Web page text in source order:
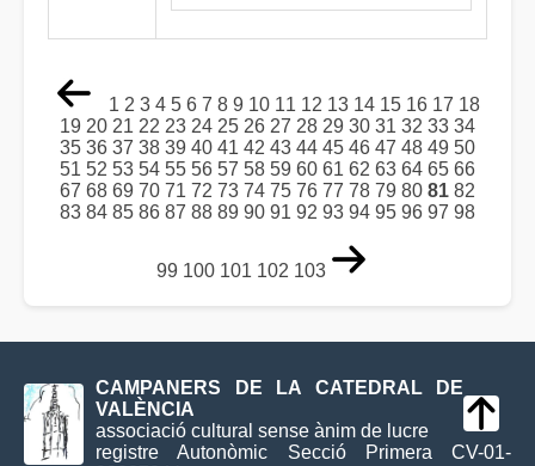
1 2 3 4 5 6 7 8 9 10 11 12 13 14 15 16 17 18
19 20 21 22 23 24 25 26 27 28 29 30 31 32 33 34
35 36 37 38 39 40 41 42 43 44 45 46 47 48 49 50
51 52 53 54 55 56 57 58 59 60 61 62 63 64 65 66
67 68 69 70 71 72 73 74 75 76 77 78 79 80 81 82
83 84 85 86 87 88 89 90 91 92 93 94 95 96 97 98
99 100 101 102 103
CAMPANERS DE LA CATEDRAL DE
VALÈNCIA
associació cultural sense ànim de lucre
registre Autonòmic Secció Primera CV-01-